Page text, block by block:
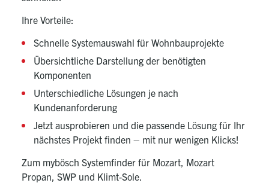
Ihre Vorteile:
Schnelle Systemauswahl für Wohnbauprojekte
Übersichtliche Darstellung der benötigten
Komponenten
Unterschiedliche Lösungen je nach
Kundenanforderung
Jetzt ausprobieren und die passende Lösung für Ihr
nächstes Projekt finden – mit nur wenigen Klicks!
Zum mybösch Systemfinder für Mozart, Mozart
Propan, SWP und Klimt-Sole.